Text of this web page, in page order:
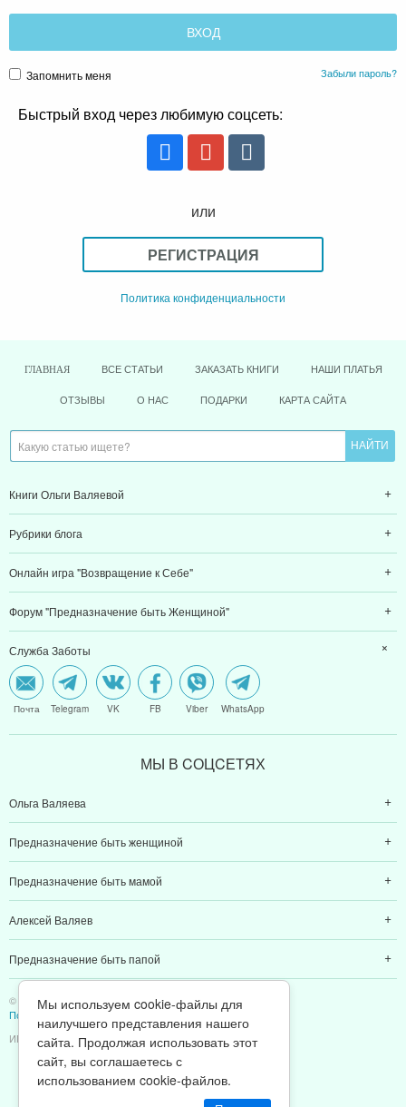
Запомнить меня Забыли пароль?
Быстрый вход через любимую соцсеть:
или
РЕГИСТРАЦИЯ
Политика конфиденциальности
ГЛАВНАЯ ВСЕ СТАТЬИ ЗАКАЗАТЬ КНИГИ НАШИ ПЛАТЬЯ
ОТЗЫВЫ О НАС ПОДАРКИ КАРТА САЙТА
Книги Ольги Валяевой
Рубрики блога
Онлайн игра "Возвращение к Себе"
Форум "Предназначение быть Женщиной"
Служба Заботы
Почта Telegram VK FB Viber WhatsApp
МЫ В CОЦCЕТЯХ
Ольга Валяева
Предназначение быть женщиной
Предназначение быть мамой
Алексей Валяев
Предназначение быть папой
© 2011-2026 Предназначение быть Женщиной
Политика конфиденциальности
ИП Валяев А. В. | ИНН 380111808709
Мы используем cookie-файлы для
наилучшего представления нашего
сайта. Продолжая использовать этот
сайт, вы соглашаетесь с
использованием cookie-файлов.